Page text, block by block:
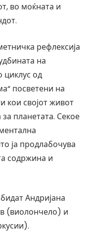
во моќната и
рефлексија
на
циклус од
посветени на
кои својот живот
планетата. Секое
ја продлабочува
содржина и
Андријана
(виолончело) и